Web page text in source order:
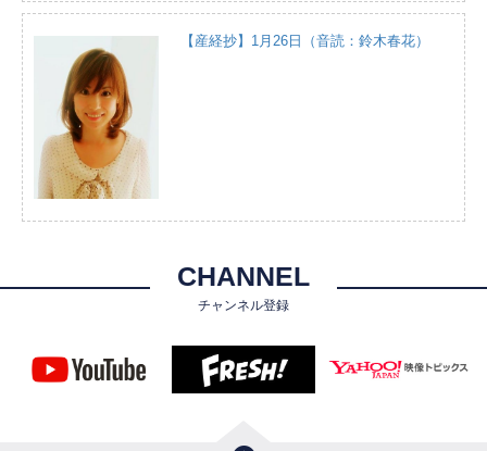
【産経抄】1月26日（音読：鈴木春花）
CHANNEL
チャンネル登録